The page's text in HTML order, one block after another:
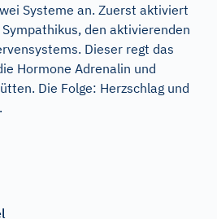
Systeme an. Zuerst aktiviert
den aktivierenden
Dieser regt das
Hormone Adrenalin und
Die Folge: Herzschlag und